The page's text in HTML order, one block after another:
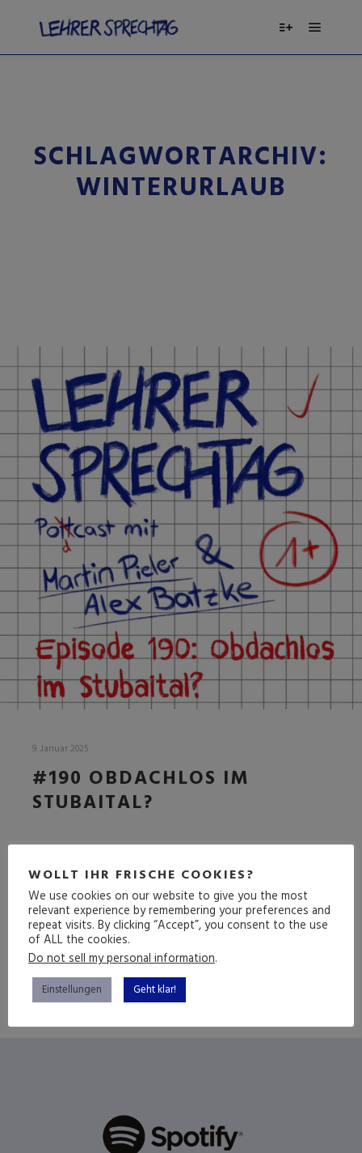
SCHLAGWORTARCHIV:
WINTERURLAUB
9. Januar 2025
#190 OBDACHLOS IM
STUBAITAL?
DIE APPLE FOLGE
(mehr …)
WOLLT IHR FRISCHE COOKIES?
We use cookies on our website to give you the most
relevant experience by remembering your preferences and
repeat visits. By clicking “Accept”, you consent to the use
of ALL the cookies.
Do not sell my personal information.
Einstellungen Geht klar!